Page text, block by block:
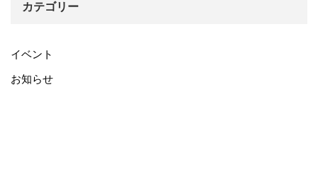
カテゴリー
イベント
お知らせ